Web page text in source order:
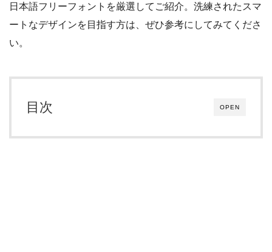
日本語フリーフォントを厳選してご紹介。洗練されたスマ
ートなデザインを目指す方は、ぜひ参考にしてみてくださ
い。
OPEN
目次